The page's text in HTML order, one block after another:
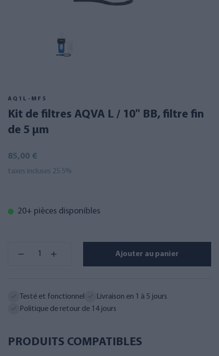
AQ1L-MF5
Kit de filtres AQVA L / 10" BB, filtre fin
de 5 µm
85,00 €
taxes incluses 25.5%
20+ pièces disponibles
Ajouter au panier
Testé et fonctionnel
Livraison en 1 à 5 jours
Politique de retour de 14 jours
PRODUITS COMPATIBLES